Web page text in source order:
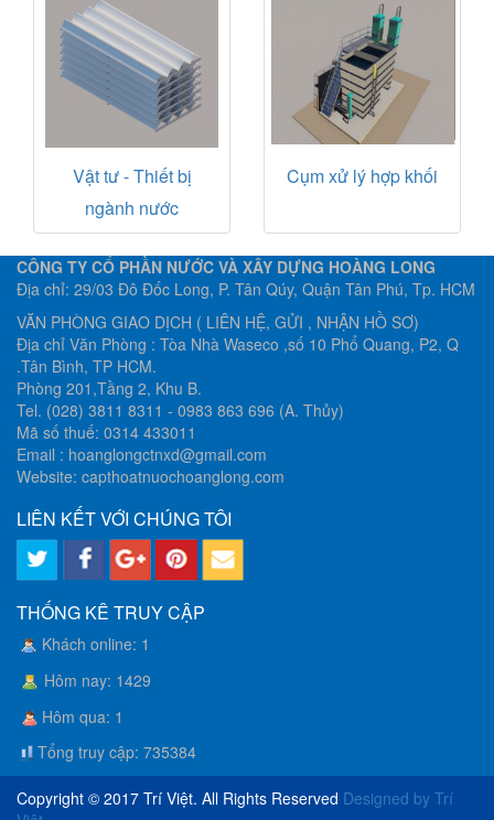
Vật tư - Thiết bị
ngành nước
Cụm xử lý hợp khối
CÔNG TY CỔ PHẦN NƯỚC VÀ XÂY DỰNG HOÀNG LONG
Địa chỉ: 29/03 Đô Đốc Long, P. Tân Qúy, Quận Tân Phú, Tp. HCM
VĂN PHÒNG GIAO DỊCH ( LIÊN HỆ, GỬI , NHẬN HỒ SƠ)
Địa chỉ Văn Phòng : Tòa Nhà Waseco ,số 10 Phổ Quang, P2, Q
.Tân Bình, TP HCM.
Phòng 201,Tầng 2, Khu B.
Tel. (028) 3811 8311 - 0983 863 696 (A. Thủy)
Mã số thuế: 0314 433011
Email : hoanglongctnxd@gmail.com
Website: capthoatnuochoanglong.com
LIÊN KẾT VỚI CHÚNG TÔI
THỐNG KÊ TRUY CẬP
Khách online: 1
Hôm nay: 1429
Hôm qua: 1
Tổng truy cập: 735384
Copyright © 2017 Trí Việt. All Rights Reserved Designed by Trí